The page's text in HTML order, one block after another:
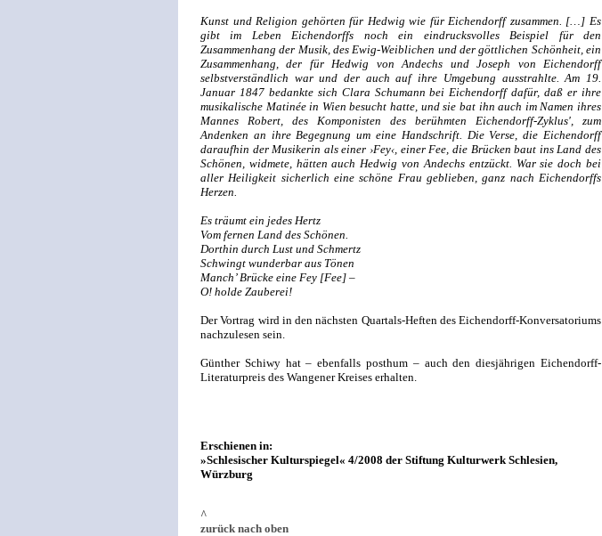
Kunst und Religion gehörten für Hedwig wie für Eichendorff zusammen. […] Es
gibt im Leben Eichendorffs noch ein eindrucksvolles Beispiel für den
Zusammenhang der Musik, des Ewig-Weiblichen und der göttlichen Schönheit, ein
Zusammenhang, der für Hedwig von Andechs und Joseph von Eichendorff
selbstverständlich war und der auch auf ihre Umgebung ausstrahlte. Am 19.
Januar 1847 bedankte sich Clara Schumann bei Eichendorff dafür, daß er ihre
musikalische Matinée in Wien besucht hatte, und sie bat ihn auch im Namen ihres
Mannes Robert, des Komponisten des berühmten Eichendorff-Zyklus', zum
Andenken an ihre Begegnung um eine Handschrift. Die Verse, die Eichendorff
daraufhin der Musikerin als einer ›Fey‹, einer Fee, die Brücken baut ins Land des
Schönen, widmete, hätten auch Hedwig von Andechs entzückt. War sie doch bei
aller Heiligkeit sicherlich eine schöne Frau geblieben, ganz nach Eichendorffs
Herzen.
Es träumt ein jedes Hertz
Vom fernen Land des Schönen.
Dorthin durch Lust und Schmertz
Schwingt wunderbar aus Tönen
Manch’ Brücke eine Fey [Fee] –
O! holde Zauberei!
Der Vortrag wird in den nächsten Quartals-Heften des Eichendorff-Konversatoriums
nachzulesen sein.
Günther Schiwy hat – ebenfalls posthum – auch den diesjährigen Eichendorff-
Literatur­preis des Wangener Kreises erhalten.
Erschienen in:
»Schlesischer Kulturspiegel« 4/2008 der Stiftung Kulturwerk Schlesien,
Würzburg
^
zurück nach oben